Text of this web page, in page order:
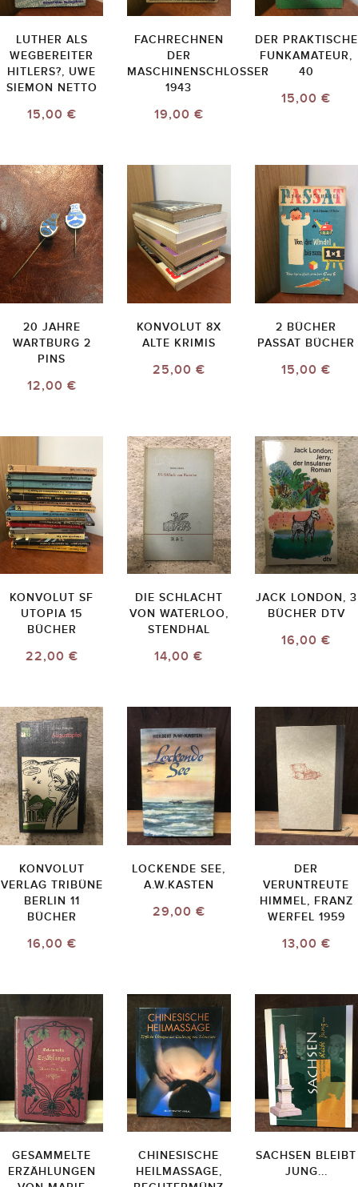
LUTHER ALS
WEGBEREITER
HITLERS?, UWE
SIEMON NETTO
15,00 €
FACHRECHNEN
DER
MASCHINENSCHLOSSER
1943
19,00 €
DER PRAKTISCHE
FUNKAMATEUR,
40
15,00 €
20 JAHRE
WARTBURG 2
PINS
12,00 €
KONVOLUT 8X
ALTE KRIMIS
25,00 €
2 BÜCHER
PASSAT BÜCHER
15,00 €
KONVOLUT SF
UTOPIA 15
BÜCHER
22,00 €
DIE SCHLACHT
VON WATERLOO,
STENDHAL
14,00 €
JACK LONDON, 3
BÜCHER DTV
16,00 €
KONVOLUT
VERLAG TRIBÜNE
BERLIN 11
BÜCHER
16,00 €
LOCKENDE SEE,
A.W.KASTEN
29,00 €
DER
VERUNTREUTE
HIMMEL, FRANZ
WERFEL 1959
13,00 €
GESAMMELTE
ERZÄHLUNGEN
CHINESISCHE
HEILMASSAGE,
SACHSEN BLEIBT
JUNG...